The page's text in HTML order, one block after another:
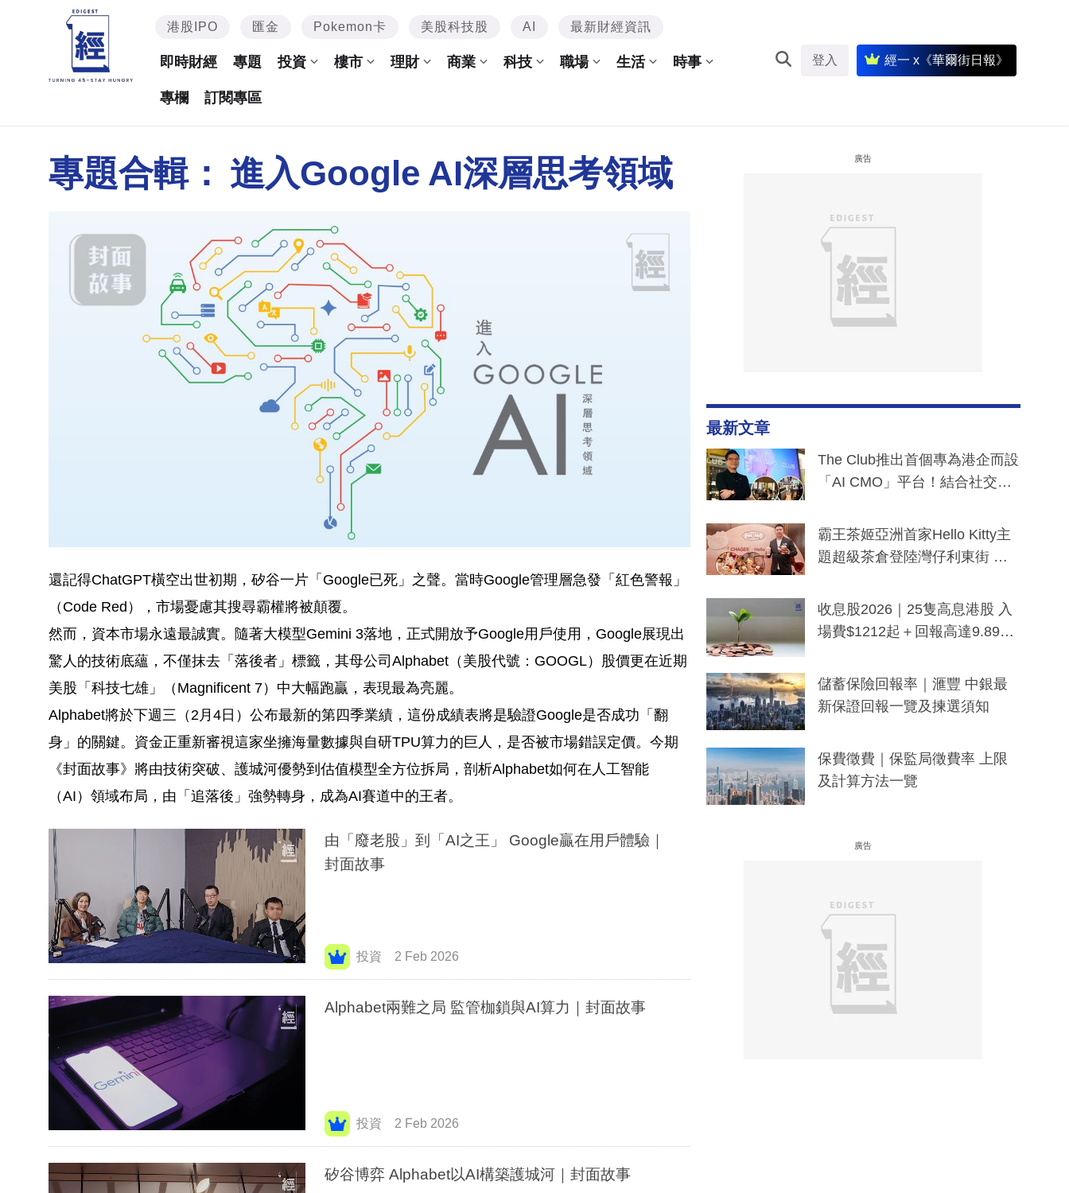
港股IPO 匯金 Pokemon卡 美股科技股 AI 最新財經資訊
即時財經 專題 投資 樓市 理財 商業 科技 職場 生活 時事
專欄 訂閱專區
登入 經一 x《華爾街日報》
專題合輯： 進入Google AI深層思考領域
還記得ChatGPT橫空出世初期，矽谷一片「Google已死」之聲。當時Google管理層急發「紅色警報」
（Code Red），市場憂慮其搜尋霸權將被顛覆。
然而，資本市場永遠最誠實。隨著大模型Gemini 3落地，正式開放予Google用戶使用，Google展現出
驚人的技術底蘊，不僅抹去「落後者」標籤，其母公司Alphabet（美股代號：GOOGL）股價更在近期
美股「科技七雄」（Magnificent 7）中大幅跑贏，表現最為亮麗。
Alphabet將於下週三（2月4日）公布最新的第四季業績，這份成績表將是驗證Google是否成功「翻
身」的關鍵。資金正重新審視這家坐擁海量數據與自研TPU算力的巨人，是否被市場錯誤定價。今期
《封面故事》將由技術突破、護城河優勢到估值模型全方位拆局，剖析Alphabet如何在人工智能
（AI）領域布局，由「追落後」強勢轉身，成為AI賽道中的王者。
由「廢老股」到「AI之王」 Google贏在用戶體驗｜
封面故事
投資 2 Feb 2026
Alphabet兩難之局 監管枷鎖與AI算力｜封面故事
投資 2 Feb 2026
矽谷博弈 Alphabet以AI構築護城河｜封面故事
廣告
最新文章
The Club推出首個專為港企而設
「AI CMO」平台！結合社交聆
分鐘生成「貼地」宣傳短片
霸王茶姬亞洲首家Hello Kitty主
題超級茶倉登陸灣仔利東街 推
y及香港限定特調系列
收息股2026｜25隻高息港股 入
場費$1212起＋回報高達9.89
儲蓄保險回報率｜滙豐 中銀最
新保證回報一覽及揀選須知
保費徵費｜保監局徵費率 上限
及計算方法一覽
廣告